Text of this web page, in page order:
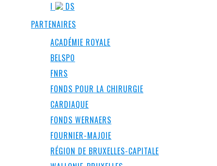
I
DS
PARTENAIRES
ACADÉMIE ROYALE
BELSPO
FNRS
FONDS POUR LA CHIRURGIE
CARDIAQUE
FONDS WERNAERS
FOURNIER-MAJOIE
RÉGION DE BRUXELLES-CAPITALE